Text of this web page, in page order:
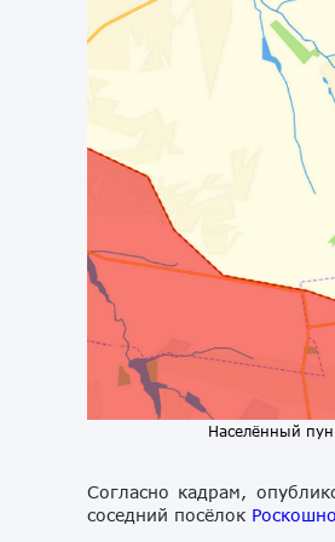
Населённый
Согласно кадрам,
соседний посёлок